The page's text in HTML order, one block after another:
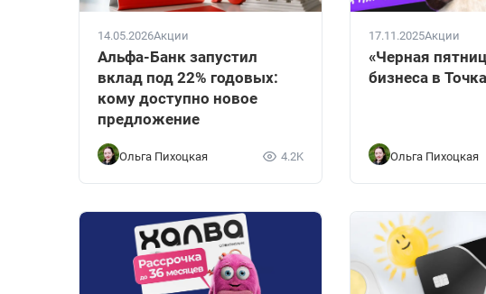
14.05.2026Акции
Альфа-Банк запустил
вклад под 22% годовых:
кому доступно новое
предложение
Ольга Пихоцкая 4.2K
17.11.2025Акции
«Черная
бизнеса в
Ольга Пихоцкая